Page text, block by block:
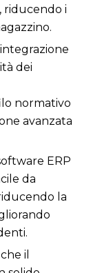
riducendo i
dei
normativo
avanzata
ERP
da
la
il